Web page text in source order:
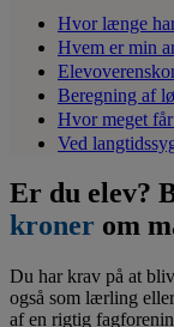
Hvor længe
Hvem er min
Beregning af
Hvor meget
Ved
Er du elev?
kroner om
Du har krav på at
også som lærling
af en rigtig